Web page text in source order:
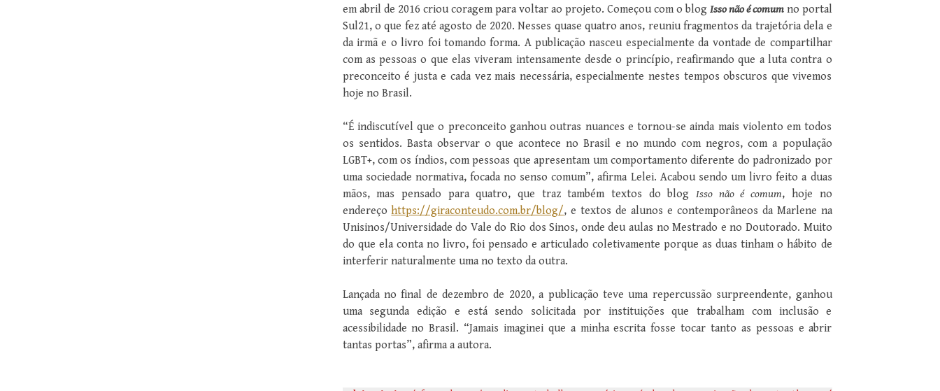
em abril de 2016 criou coragem para voltar ao projeto. Começou com o blog Isso não é comumno portal
Sul21, o que fez até agosto de 2020. Nesses quase quatro anos, reuniu fragmentos da trajetória dela e
da irmã e o livro foi tomando forma. A publicação nasceu especialmente da vontade de compartilhar
com as pessoas o que elas viveram intensamente desde o princípio, reafirmando que a luta contra o
preconceito é justa e cada vez mais necessária, especialmente nestes tempos obscuros que vivemos
hoje no Brasil.
“É indiscutível que o preconceito ganhou outras nuances e tornou-se ainda mais violento em todos
os sentidos. Basta observar o que acontece no Brasil e no mundo com negros, com a população
LGBT+, com os índios, com pessoas que apresentam um comportamento diferente do padronizado por
uma sociedade normativa, focada no senso comum”, afirma Lelei. Acabou sendo um livro feito a duas
mãos, mas pensado para quatro, que traz também textos do blogIsso não é comum, hoje no
endereçohttps://giraconteudo.com.br/blog/, e textos de alunos e contemporâneos da Marlene na
Unisinos/Universidade do Vale do Rio dos Sinos, onde deu aulas no Mestrado e no Doutorado. Muito
do que ela conta no livro, foi pensado e articulado coletivamente porque as duas tinham o hábito de
interferir naturalmente uma no texto da outra.
Lançada no final de dezembro de 2020, a publicação teve uma repercussão surpreendente, ganhou
uma segunda edição e está sendo solicitada por instituições que trabalham com inclusão e
acessibilidade no Brasil. “Jamais imaginei que a minha escrita fosse tocar tanto as pessoas e abrir
tantas portas”, afirma a autora.